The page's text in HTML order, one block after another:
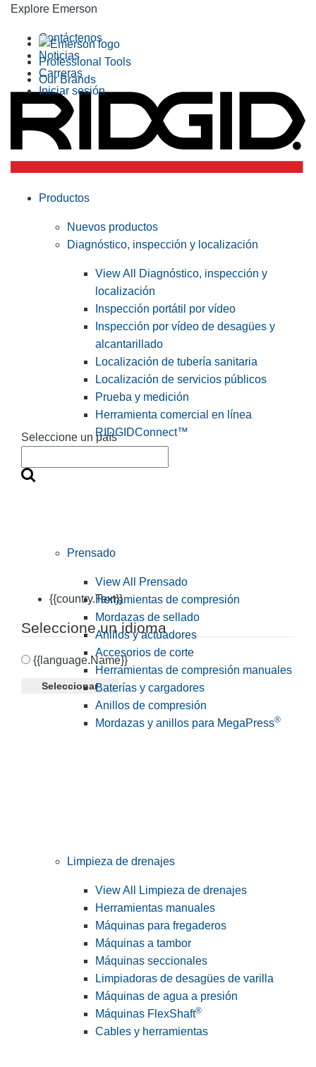
Explore Emerson
Professional Tools
Our Brands
Contáctenos
Noticias
Carreras
Iniciar sesión
Seleccione un país
{{country.Text}}
Seleccione un idioma
{{language.Name}}
Seleccionar
Productos
Nuevos productos
Diagnóstico, inspección y localización
View All Diagnóstico, inspección y
localización
Inspección portátil por vídeo
Inspección por vídeo de desagües y
alcantarillado
Localización de tubería sanitaria
Localización de servicios públicos
Prueba y medición
Herramienta comercial en línea
RIDGIDConnect™
Prensado
View All Prensado
Herramientas de compresión
Mordazas de sellado
Anillos y actuadores
Accesorios de corte
Herramientas de compresión manuales
Baterías y cargadores
Anillos de compresión
Mordazas y anillos para MegaPress®
Limpieza de drenajes
View All Limpieza de drenajes
Herramientas manuales
Máquinas para fregaderos
Máquinas a tambor
Máquinas seccionales
Limpiadoras de desagües de varilla
Máquinas de agua a presión
Máquinas FlexShaft®
Cables y herramientas